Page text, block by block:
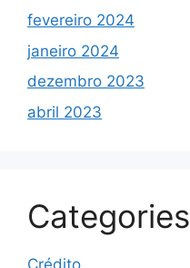
fevereiro 2024
janeiro 2024
dezembro 2023
abril 2023
Categories
Crédito